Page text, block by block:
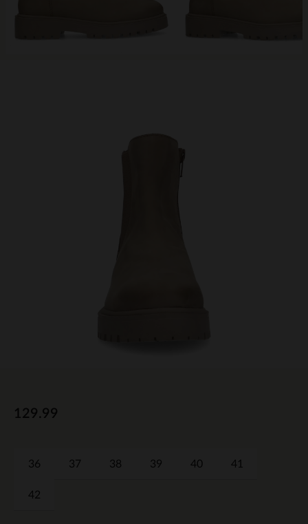
129.99
36 37 38 39 40 41
42